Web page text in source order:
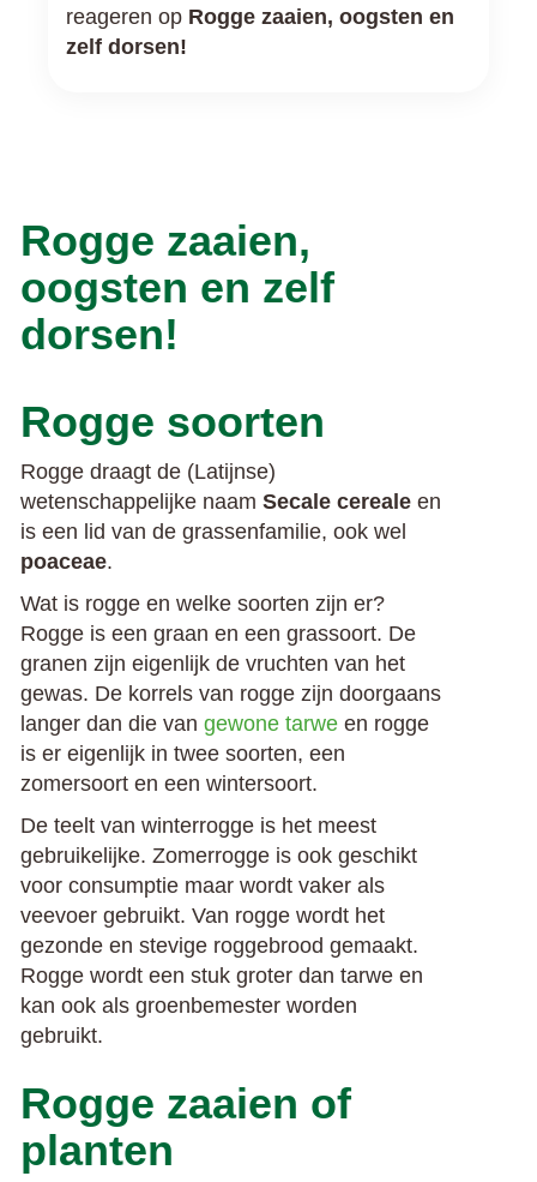
reageren op Rogge zaaien, oogsten en
zelf dorsen!
Rogge zaaien,
oogsten en zelf
dorsen!
Rogge soorten
Rogge draagt de (Latijnse)
wetenschappelijke naam Secale cereale en
is een lid van de grassenfamilie, ook wel
poaceae.
Wat is rogge en welke soorten zijn er?
Rogge is een graan en een grassoort. De
granen zijn eigenlijk de vruchten van het
gewas. De korrels van rogge zijn doorgaans
langer dan die van gewone tarwe en rogge
is er eigenlijk in twee soorten, een
zomersoort en een wintersoort.
De teelt van winterrogge is het meest
gebruikelijke. Zomerrogge is ook geschikt
voor consumptie maar wordt vaker als
veevoer gebruikt. Van rogge wordt het
gezonde en stevige roggebrood gemaakt.
Rogge wordt een stuk groter dan tarwe en
kan ook als groenbemester worden
gebruikt.
Rogge zaaien of
planten